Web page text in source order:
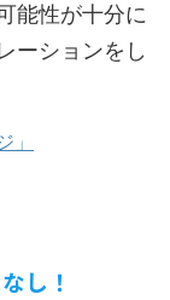
能性が十分に
ーションをし
」
し！